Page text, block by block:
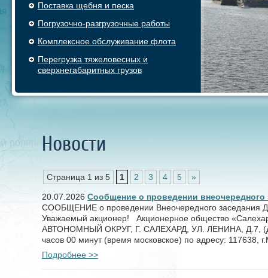
Поставка щебня и песка
Погрузочно-разгрузочные работы
Комплексное обслуживание флота
Перегрузка тяжеловесных и
сверхнегабаритных грузов
Новости
Страница 1 из 5 1 2 3 4 5 »
20.07.2026 Сообщение о проведении
СООБЩЕНИЕ о проведении Внеочередного
Уважаемый акционер! Акционерное общество
АВТОНОМНЫЙ ОКРУГ, Г. САЛЕХАРД, УЛ. ЛЕНИНА, Д.7,
часов 00 минут (время московское) по адресу: 117638,
Подробнее >>